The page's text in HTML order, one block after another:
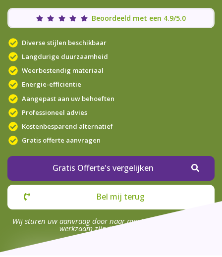
Beoordeeld met een 4.9/5.0
Diverse stijlen beschikbaar
Langdurige duurzaamheid
Weerbestendig materiaal
Energie-efficiëntie
Aangepast aan uw behoeften
Professioneel advies
Kostenbesparend alternatief
Gratis offerte aanvragen
Gratis Offerte's vergelijken
Bel mij terug
Wij sturen uw aanvraag door naar maximaal 4 bedrijven die
werkzaam zijn in uw omgeving.